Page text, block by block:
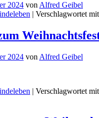
2024 von Alfred Geibel
| Verschlagwortet mit
2024 von Alfred Geibel
| Verschlagwortet mit